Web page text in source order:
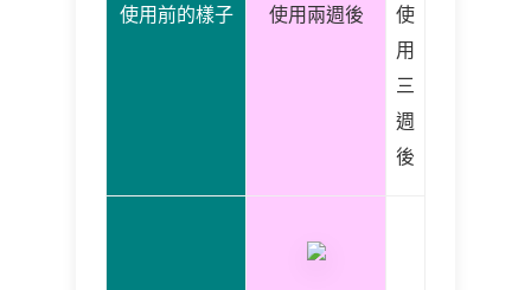
使用前的樣子 使用兩週後
使
用
三
週
後